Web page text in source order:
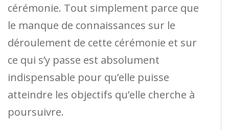
cérémonie. Tout simplement parce que
le manque de connaissances sur le
déroulement de cette cérémonie et sur
ce qui s’y passe est absolument
indispensable pour qu’elle puisse
atteindre les objectifs qu’elle cherche à
poursuivre.